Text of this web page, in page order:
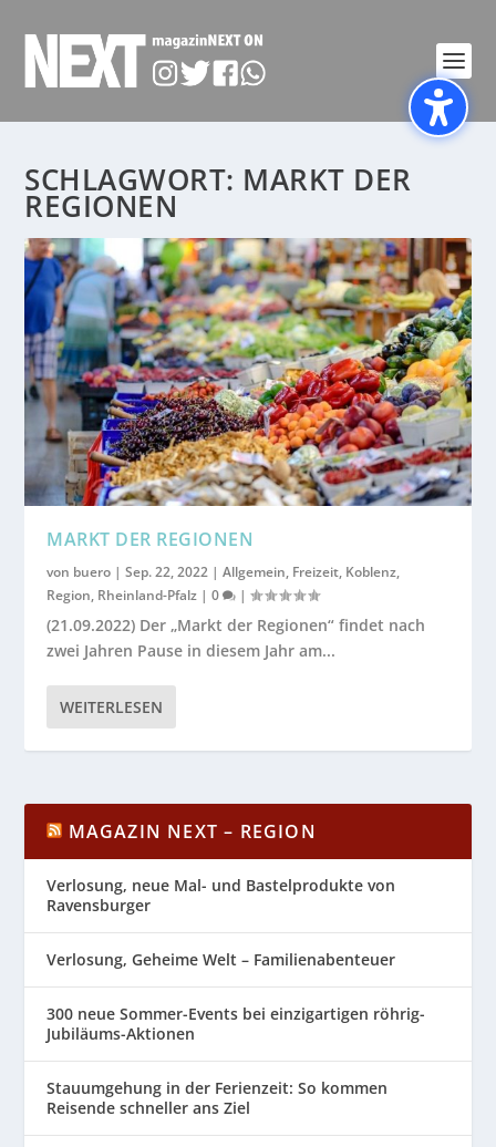
SCHLAGWORT: MARKT DER
REGIONEN
MARKT DER REGIONEN
von buero |Sep. 22, 2022 |Allgemein, Freizeit, Koblenz,
Region, Rheinland-Pfalz |0 |
(21.09.2022) Der „Markt der Regionen“ findet nach
zwei Jahren Pause in diesem Jahr am...
WEITERLESEN
MAGAZIN NEXT – REGION
Verlosung, neue Mal- und Bastelprodukte von
Ravensburger
Verlosung, Geheime Welt – Familienabenteuer
300 neue Sommer-Events bei einzigartigen röhrig-
Jubiläums-Aktionen
Stauumgehung in der Ferienzeit: So kommen
Reisende schneller ans Ziel